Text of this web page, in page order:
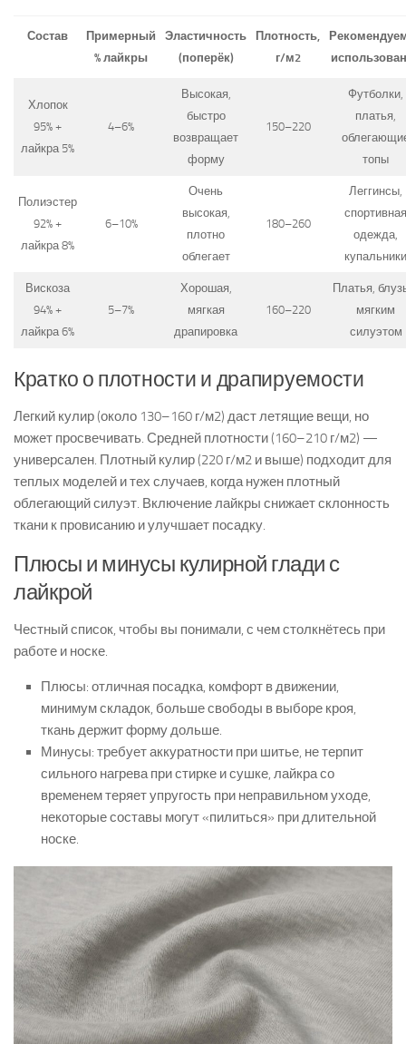
Состав
Примерный
% лайкры
Эластичность
(поперёк)
Плотность,
г/м2
Хлопок
95% +
лайкра 5%
4–6%
Высокая,
быстро
возвращает
форму
150–220
Футболки,
платья,
топы
Полиэстер
92% +
лайкра 8%
6–10%
Очень
высокая,
плотно
облегает
180–260
Леггинсы,
спортивная
одежда,
купальники
Вискоза
94% +
лайкра 6%
5–7%
Хорошая,
мягкая
драпировка
160–220
Платья,
мягким
силуэтом
Кратко о плотности и драпируемости
Легкий кулир (около 130–160 г/м2) даст летящие вещи, но
может просвечивать. Средней плотности (160–210 г/м2) —
универсален. Плотный кулир (220 г/м2 и выше) подходит для
теплых моделей и тех случаев, когда нужен плотный
облегающий силуэт. Включение лайкры снижает склонность
ткани к провисанию и улучшает посадку.
Плюсы и минусы кулирной глади с
лайкрой
Честный список, чтобы вы понимали, с чем столкнётесь при
работе и носке.
Плюсы: отличная посадка, комфорт в движении,
минимум складок, больше свободы в выборе кроя,
ткань держит форму дольше.
Минусы: требует аккуратности при шитье, не терпит
сильного нагрева при стирке и сушке, лайкра со
временем теряет упругость при неправильном уходе,
некоторые составы могут «пилиться» при длительной
носке.